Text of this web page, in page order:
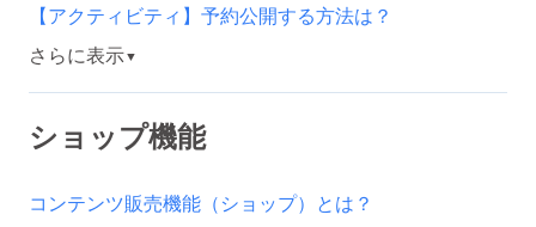
【アクティビティ】予約公開する方法は？
さらに表示▼
ショップ機能
コンテンツ販売機能（ショップ）とは？